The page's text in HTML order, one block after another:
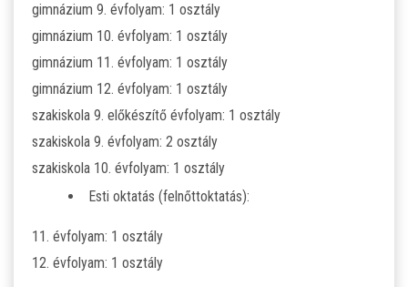
ÁLTALÁNOS ISKOLAI OKTATÁS
ÁLTALÁNOS KÖZÉPFOKÚ OKTATÁS
KÖZÉPFOKÚ OKTATÁS
SZAKMAI KÖZÉPFOKÚ OKTATÁS
FELNŐTTOKTATÁS: ESTI GIMNÁZIUM
INTÉZMÉNYI DOKUMENTUMOK
gimnázium 9. évfolyam: 1 osztály
gimnázium 10. évfolyam: 1 osztály
gimnázium 11. évfolyam: 1 osztály
gimnázium 12. évfolyam: 1 osztály
szakiskola 9. előkészítő évfolyam: 1 osztály
szakiskola 9. évfolyam: 2 osztály
szakiskola 10. évfolyam: 1 osztály
Esti oktatás (felnőttoktatás):
11. évfolyam: 1 osztály
12. évfolyam: 1 osztály